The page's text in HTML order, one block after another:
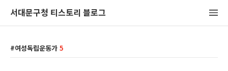
서대문구청 티스토리 블로그
여성독립운동가 5